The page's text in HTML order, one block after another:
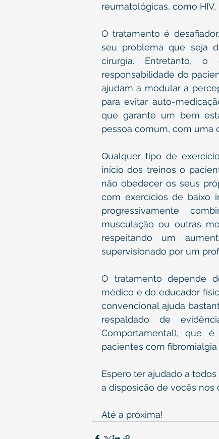
reumatológicas, como
O tratamento é
seu problema que seja
cirurgia. Entretanto,
responsabilidade do
ajudam a modular a
para evitar auto-
que garante um bem
pessoa comum, com uma
Qualquer tipo de
início dos treinos o
não obedecer os seus
com exercícios de baixo
progressivamente
musculação ou outras
respeitando um
supervisionado por um
O tratamento depende
médico e do educador
convencional ajuda
respaldado de
Comportamental), que
pacientes com
Espero ter ajudado a
a disposição de vocês
Até a próxima!